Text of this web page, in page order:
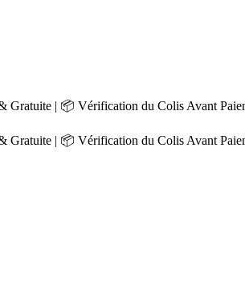
Gratuite | 📦 Vérification du Colis Avant
Gratuite | 📦 Vérification du Colis Avant